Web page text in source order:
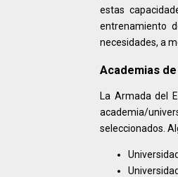
estas
entrenamiento
necesidades, a
Academias
La Armada del
academia/
seleccionados.